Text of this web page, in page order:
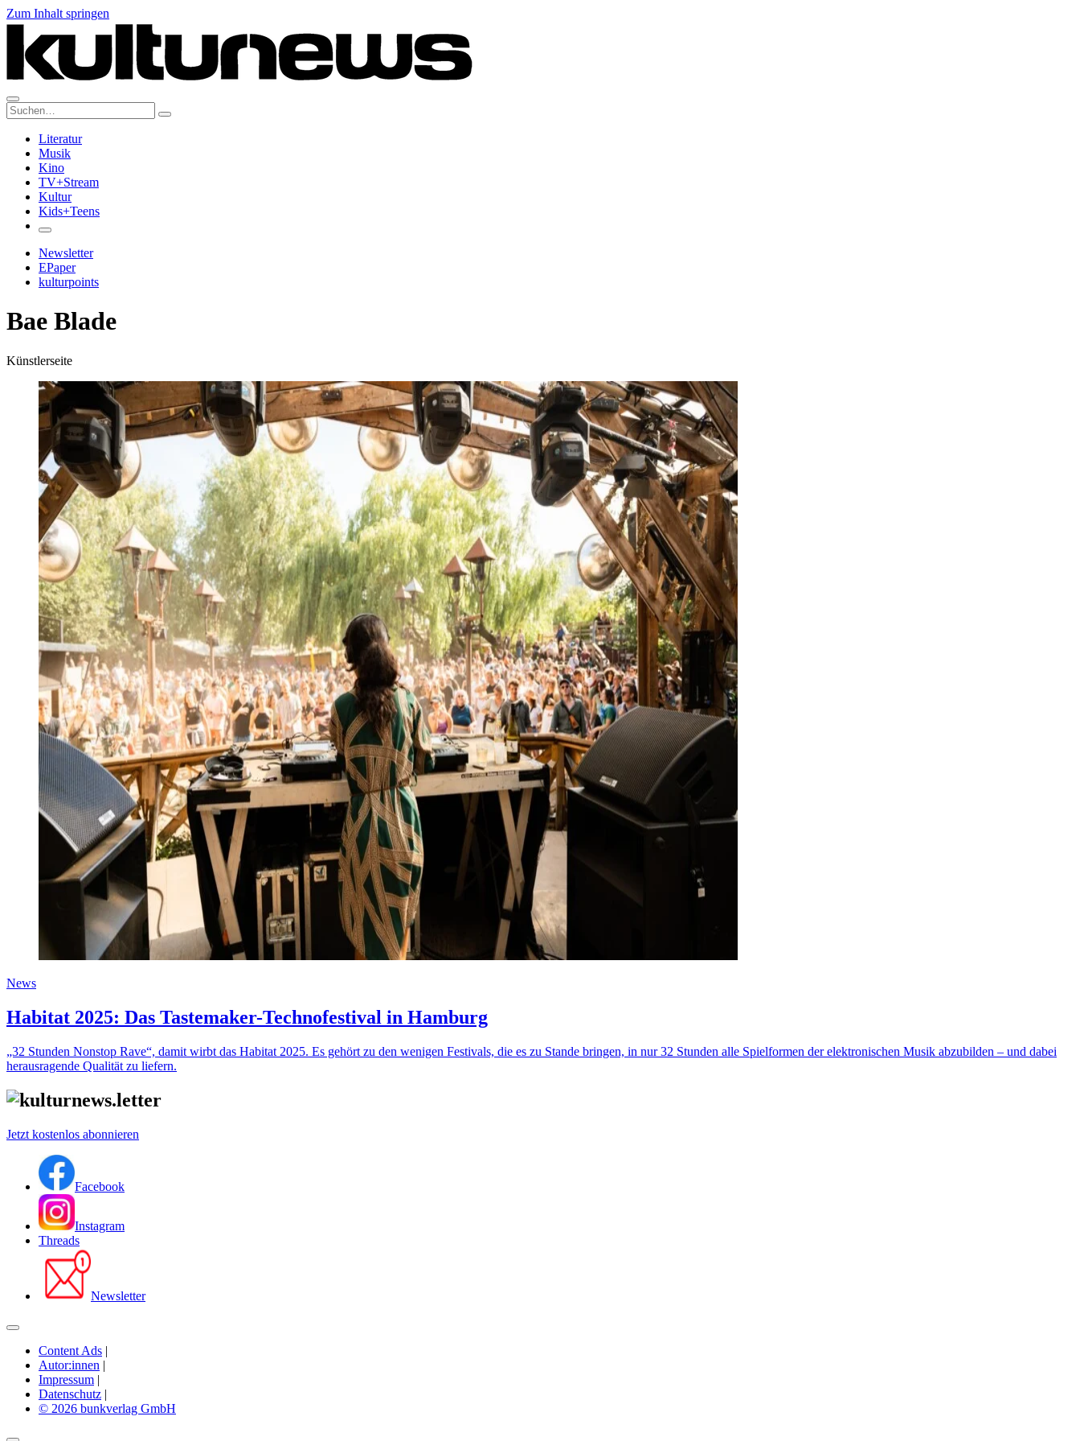
Zum Inhalt springen
Suche:
Literatur
Musik
Kino
TV+Stream
Kultur
Kids+Teens
Newsletter
EPaper
kulturpoints
Bae Blade
Künstlerseite
News
Habitat 2025: Das Tastemaker-Technofestival in Hamburg
„32 Stunden Nonstop Rave“, damit wirbt das Habitat 2025. Es gehört zu den wenigen Festivals, die es zu Stande bringen, in nur 32 Stunden alle Spielformen der elektronischen Musik abzubilden – und dabei
herausragende Qualität zu liefern.
Jetzt kostenlos abonnieren
Facebook
Instagram
Threads
Newsletter
Content Ads |
Autor:innen |
Impressum |
Datenschutz |
© 2026 bunkverlag GmbH